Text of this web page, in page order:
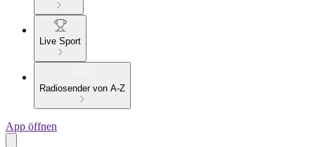
Live Sport
Radiosender von A-Z
App öffnen